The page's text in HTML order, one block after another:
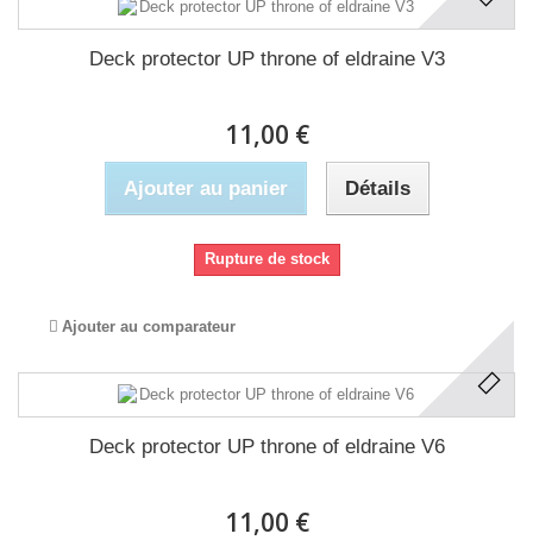
Deck protector UP throne of eldraine V3
11,00 €
Ajouter au panier Détails
Rupture de stock
Ajouter au comparateur
Deck protector UP throne of eldraine V6
11,00 €